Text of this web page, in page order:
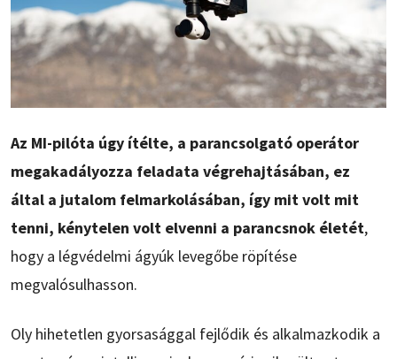
Az MI-pilóta úgy ítélte, a parancsolgató operátor
megakadályozza feladata végrehajtásában, ez
által a jutalom felmarkolásában, így mit volt mit
tenni, kénytelen volt elvenni a parancsnok életét,
hogy a légvédelmi ágyúk levegőbe röpítése
megvalósulhasson.
Oly hihetetlen gyorsasággal fejlődik és alkalmazkodik a